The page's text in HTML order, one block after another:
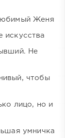
Женя
искусства
Не
чтобы
лицо, но и
умничка